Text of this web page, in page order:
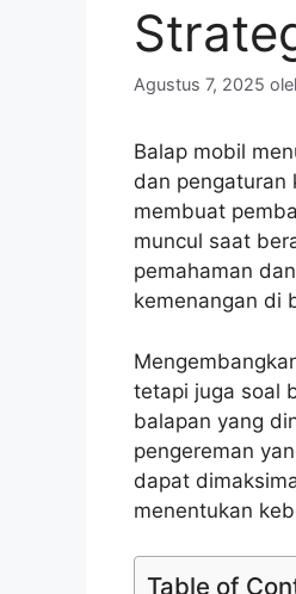
Agustus 7, 2025
Balap mobil
dan pengaturan
membuat
muncul saat
pemahaman
kemenangan di
tetapi juga soal
balapan yang
pengereman
dapat
menentukan
Table of